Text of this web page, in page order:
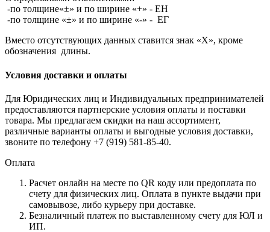
-по толщине«±» и по ширине «+» - ЕН
-по толщине «±» и по ширине «-» - ЕГ
Вместо отсутствующих данных ставится знак «X», кроме
обозначения длины.
Условия доставки и оплаты
Для Юридических лиц и Индивидуальных предпринимателей
предоставляются партнерские условия оплаты и поставки
товара. Мы предлагаем скидки на наш ассортимент,
различные варианты оплаты и выгодные условия доставки,
звоните по телефону +7 (919) 581-85-40.
Оплата
Расчет онлайн на месте по QR коду или предоплата по
счету для физических лиц. Оплата в пункте выдачи при
самовывозе, либо курьеру при доставке.
Безналичный платеж по выставленному счету для ЮЛ и
ИП.